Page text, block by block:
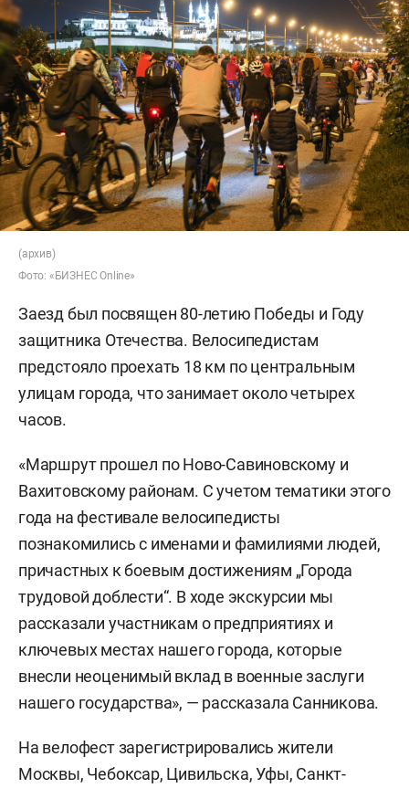
(архив)
Фото: «БИЗНЕС Online»
Заезд был посвящен 80-летию Победы и Году
защитника Отечества. Велосипедистам
предстояло проехать 18 км по центральным
улицам города, что занимает около четырех
часов.
«Маршрут прошел по Ново-Савиновскому и
Вахитовскому районам. С учетом тематики этого
года на фестивале велосипедисты
познакомились с именами и фамилиями людей,
причастных к боевым достижениям „Города
трудовой доблести“. В ходе экскурсии мы
рассказали участникам о предприятиях и
ключевых местах нашего города, которые
внесли неоценимый вклад в военные заслуги
нашего государства», — рассказала Санникова.
На велофест зарегистрировались жители
Москвы, Чебоксар, Цивильска, Уфы, Санкт-